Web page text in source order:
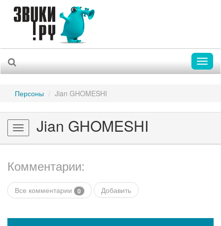
Персоны Jian GHOMESHI
Toggle
navigation
Jian GHOMESHI
Комментарии:
Все комментарии 0 Добавить